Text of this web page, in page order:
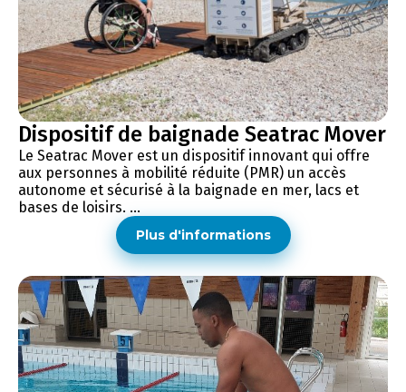
Dispositif de baignade Seatrac Mover
Le Seatrac Mover est un dispositif innovant qui offre
aux personnes à mobilité réduite (PMR) un accès
autonome et sécurisé à la baignade en mer, lacs et
bases de loisirs. ...
Plus d'informations